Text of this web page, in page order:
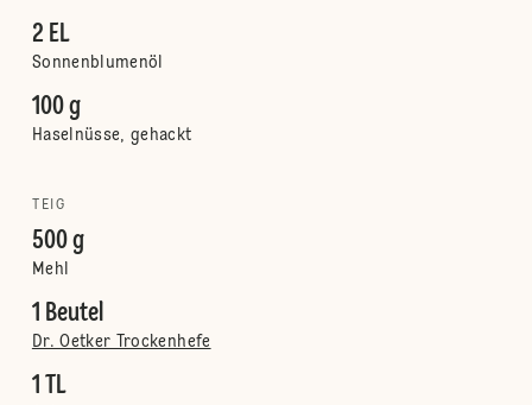
2 EL
Sonnenblumenöl
100 g
Haselnüsse, gehackt
TEIG
500 g
Mehl
1 Beutel
Dr. Oetker Trockenhefe
1 TL